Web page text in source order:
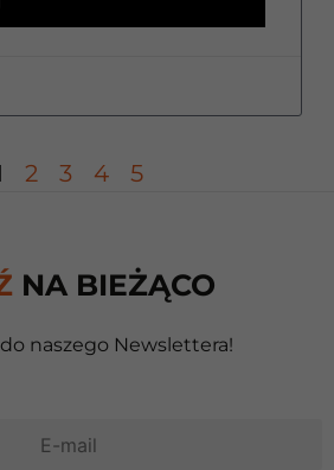
2 3 4 5
NA BIEŻĄCO
naszego Newslettera!